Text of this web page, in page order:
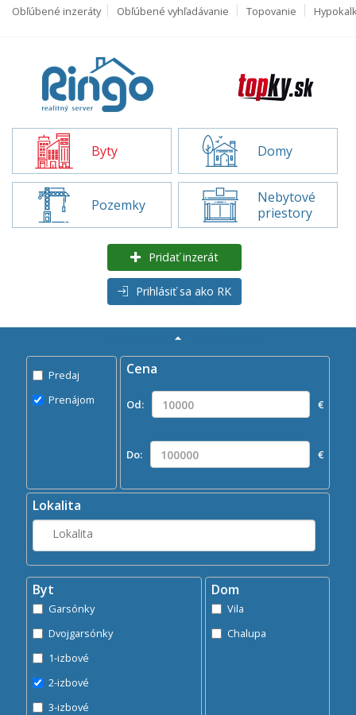
Obľúbené inzeráty Obľúbené vyhľadávanie Topovanie
Byty Domy
Pozemky
Nebytové
priestory
Pridať inzerát
Prihlásiť sa ako RK
Hľadaj
Predaj
Prenájom
Cena
Od: €
Do: €
Lokalita
Byt
Garsónky
Dvojgarsónky
1-izbové
2-izbové
3-izbové
Dom
Vila
Chalupa